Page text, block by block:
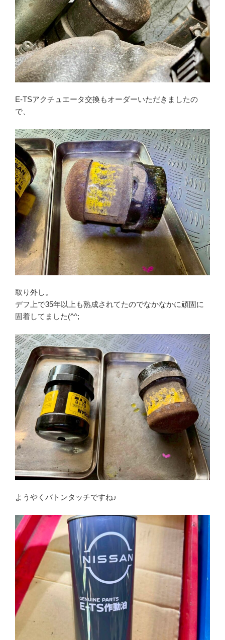
E-TSアクチュエータ交換もオーダーいただきましたの
で、
取り外し。
デフ上で35年以上も熟成されてたのでなかなかに頑固に
固着してました(^^;
ようやくバトンタッチですね♪